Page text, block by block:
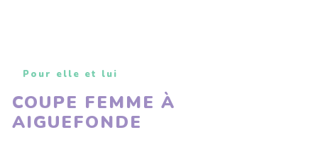
Pour elle et lui
COUPE FEMME À
AIGUEFONDE